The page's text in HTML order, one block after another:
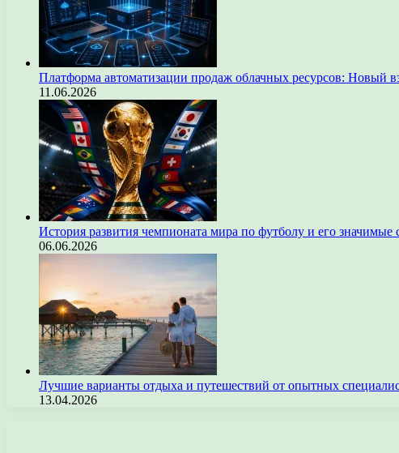
Платформа автоматизации продаж облачных ресурсов: Новый
11.06.2026
История развития чемпионата мира по футболу и его значимые
06.06.2026
Лучшие варианты отдыха и путешествий от опытных
13.04.2026